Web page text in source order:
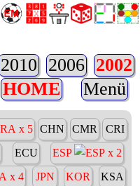
2010 2006 2002
HOME Menü
x 5 CHN CMR
CRI
ECU ESP
x 2
x 4 JPN KOR
KSA